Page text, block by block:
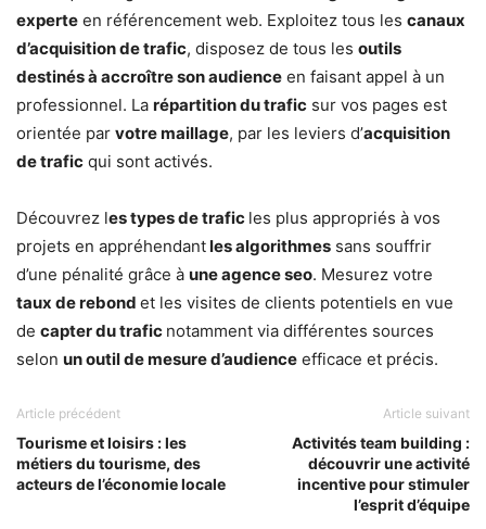
experte en référencement web. Exploitez tous les canaux
d’acquisition de trafic, disposez de tous les outils
destinés à accroître son audience en faisant appel à un
professionnel. La répartition du trafic sur vos pages est
orientée par votre maillage, par les leviers d’acquisition
de trafic qui sont activés.
Découvrez les types de trafic les plus appropriés à vos
projets en appréhendantles algorithmes sans souffrir
d’une pénalité grâce à une agence seo. Mesurez votre
taux de rebond et les visites de clients potentiels en vue
de capter du trafic notamment via différentes sources
selon un outil de mesure d’audience efficace et précis.
Article précédent
Tourisme et loisirs : les
métiers du tourisme, des
acteurs de l’économie locale
Article suivant
Activités team building :
découvrir une activité
incentive pour stimuler
l’esprit d’équipe